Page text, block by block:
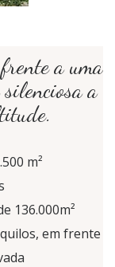
a uma
a
m²
136.000m²
em frente